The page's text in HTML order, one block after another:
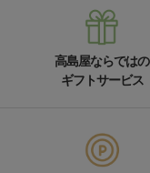
高島屋ならではの
ギフトサービス